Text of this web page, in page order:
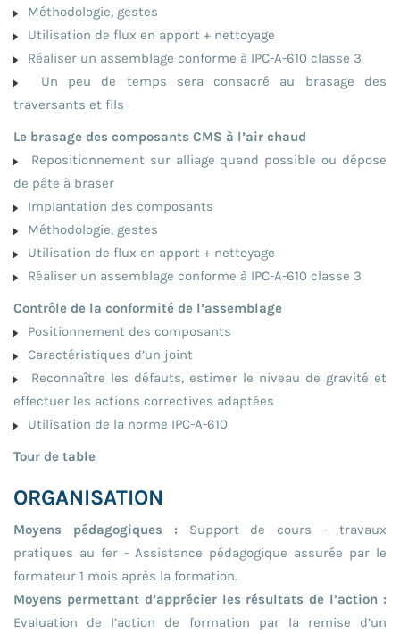
Méthodologie, gestes
Utilisation de flux en apport + nettoyage
Réaliser un assemblage conforme à IPC-A-610 classe 3
Un peu de temps sera consacré au brasage des
traversants et fils
Le brasage des composants CMS à l’air chaud
Repositionnement sur alliage quand possible ou dépose
de pâte à braser
Implantation des composants
Méthodologie, gestes
Utilisation de flux en apport + nettoyage
Réaliser un assemblage conforme à IPC-A-610 classe 3
Contrôle de la conformité de l’assemblage
Positionnement des composants
Caractéristiques d’un joint
Reconnaître les défauts, estimer le niveau de gravité et
effectuer les actions correctives adaptées
Utilisation de la norme IPC-A-610
Tour de table
ORGANISATION
Moyens pédagogiques :Support de cours - travaux
pratiques au fer - Assistance pédagogique assurée par le
formateur 1 mois après la formation.
Moyens permettant d’apprécier les résultats de l’action :
Evaluation de l’action de formation par la remise d’un